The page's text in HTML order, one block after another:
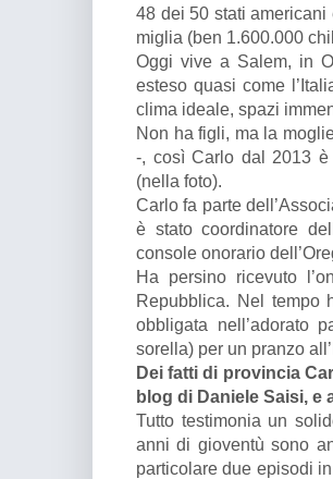
48 dei 50 stati
miglia (ben 1.600.000
Oggi vive a Salem, in
esteso quasi come
clima ideale, spazi
Non ha figli, ma la
-, così Carlo dal 2013
(nella foto).
Carlo fa parte
è stato coordinatore
console onorario
Ha persino ricevuto
Repubblica. Nel tempo
obbligata nell’adorato
sorella) per un pranzo
Dei fatti di provincia
blog di Daniele Saisi, e
Tutto testimonia un
anni di gioventù sono
particolare due episodi